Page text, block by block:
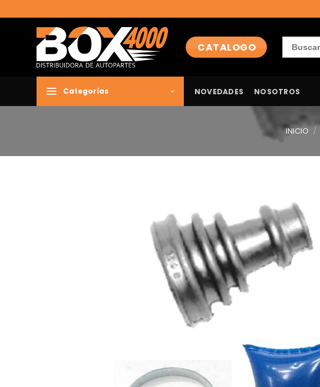
al
contenido
CATALOGO
Buscar:
Categorías NOVEDADES NOSOTROS
INICIO /